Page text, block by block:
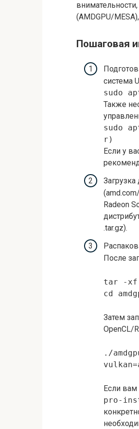
(AMDGPU/
Пошаговая
система
sudo
Также
sudo
r)
Если у
Radeon
.tar.gz).
После
tar -xf
cd
Затем
OpenCL/
./
Если вам
pro-